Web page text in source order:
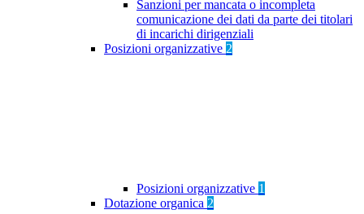
Sanzioni per mancata o incompleta
comunicazione dei dati da parte dei titolari
di incarichi dirigenziali
Posizioni organizzative 2
Posizioni organizzative 1
Dotazione organica 2